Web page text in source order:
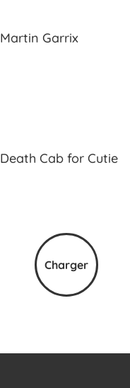
Martin Garrix
Death Cab for Cutie
Charger